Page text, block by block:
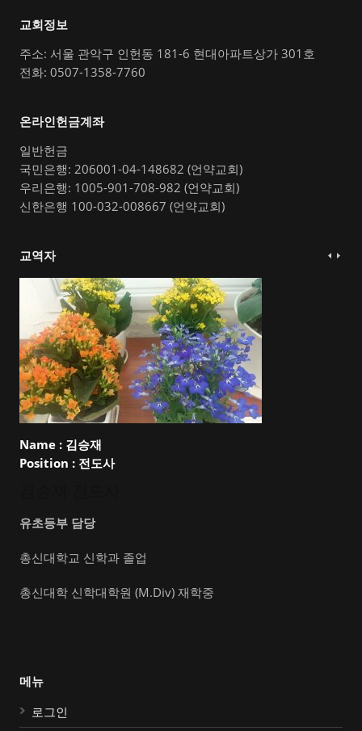
교회정보
주소: 서울 관악구 인헌동 181-6 현대아파트상가 301호
전화: 0507-1358-7760
온라인헌금계좌
일반헌금
국민은행: 206001-04-148682 (언약교회)
우리은행: 1005-901-708-982 (언약교회)
신한은행 100-032-008667 (언약교회)
교역자
Name : 김승재
Position : 전도사
유초등부 담당
총신대학교 신학과 졸업
총신대학 신학대학원 (M.Div) 재학중
메뉴
로그인